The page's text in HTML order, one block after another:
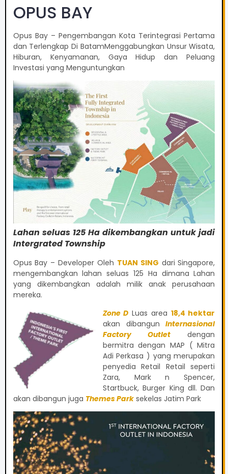
OPUS BAY
Opus Bay – Pengembangan Kota Terintegrasi Pertama
dan Terlengkap Di BatamMenggabungkan Unsur Wisata,
Hiburan, Kenyamanan, Gaya Hidup dan Peluang
Investasi yang Menguntungkan
Lahan seluas 125 Ha dikembangkan untuk jadi
Intergrated Township
Opus Bay – Developer Oleh TUAN SING dari Singapore,
mengembangkan lahan seluas 125 Ha dimana Lahan
yang dikembangkan adalah milik anak perusahaan
mereka.
Zone D Luas area 18,4 hektar
akan dibangunInternasional
Factory Outlet dengan
bermitra dengan MAP ( Mitra
Adi Perkasa ) yang merupakan
penyedia Retail Retail seperti
Zara, Mark n Spencer,
Startbuck, Burger King dll. Dan
akan dibangun juga Themes Parksekelas Jatim Park